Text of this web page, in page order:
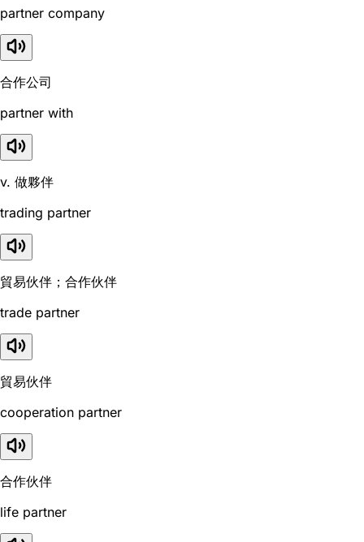
partner company
合作公司
partner with
v. 做夥伴
trading partner
貿易伙伴；合作伙伴
trade partner
貿易伙伴
cooperation partner
合作伙伴
life partner